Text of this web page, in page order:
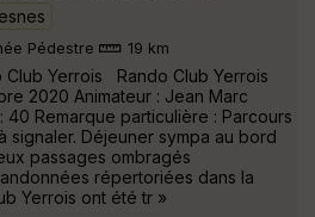
Pédestre 19 km
Club Yerrois Rando Club Yerrois
2020 Animateur : Jean Marc
40 Remarque particulière : Parcours
signaler. Déjeuner sympa au bord
passages ombragés
répertoriées dans la
Yerrois ont été tr »